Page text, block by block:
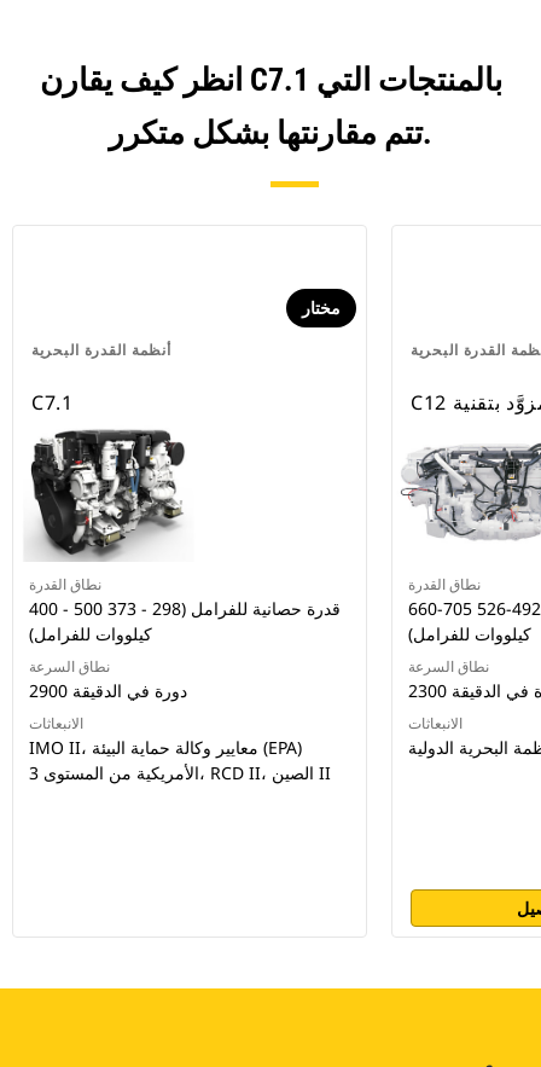
انظر كيف يقارن C7.1 بالمنتجات التي
تتم مقارنتها بشكل متكرر.
أنظمة القدرة البحرية
مختار
C7.1
نطاق القدرة
400 - 500 قدرة حصانية للفرامل (298 - 373
كيلووات للفرامل)
نطاق السرعة
2900 دورة في الدقيقة
الانبعاثات
IMO II، معايير وكالة حماية البيئة (EPA)
الأمريكية من المستوى 3، RCD II، الصين II
القدرة البحرية
نطاق القدرة
660-705 قدرة حصانية للفرامل (492-526
كيلووات للفرامل)
نطاق السرعة
في الدقيقة
الانبعاثات